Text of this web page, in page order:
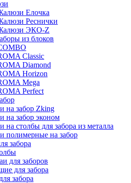
Елочка
Реснички
ЭКО-Z
из блоков
Classic
Diamond
Horizon
Mega
Perfect
на забор Zking
на забор эконом
на столбы для забора из металла
полимерные на забор
забора
для заборов
для забора
забора